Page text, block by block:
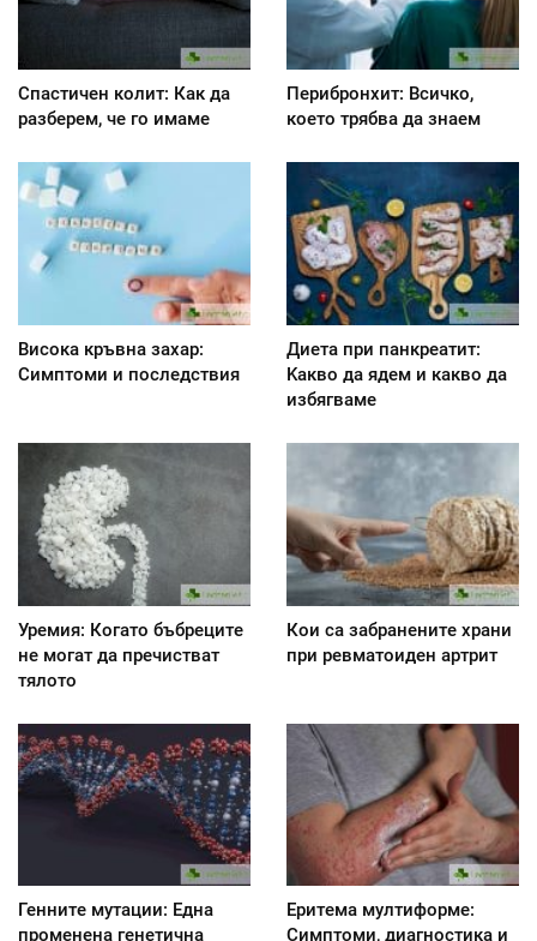
Спастичен колит: Как да
разберем, че го имаме
Перибронхит: Всичко,
което трябва да знаем
Висока кръвна захар:
Симптоми и последствия
Диета при панкреатит:
Kакво да ядем и какво да
избягваме
Уремия: Когато бъбреците
не могат да пречистват
тялото
Кои са забранените храни
при ревматоиден артрит
Генните мутации: Една
променена генетична
Еритема мултиформе:
Симптоми, диагностика и